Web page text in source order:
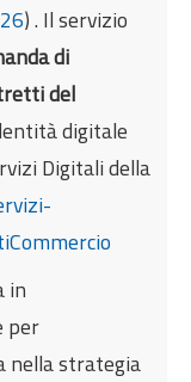
). Il servizio
di
del
digitale
Digitali della
in
per
nella strategia